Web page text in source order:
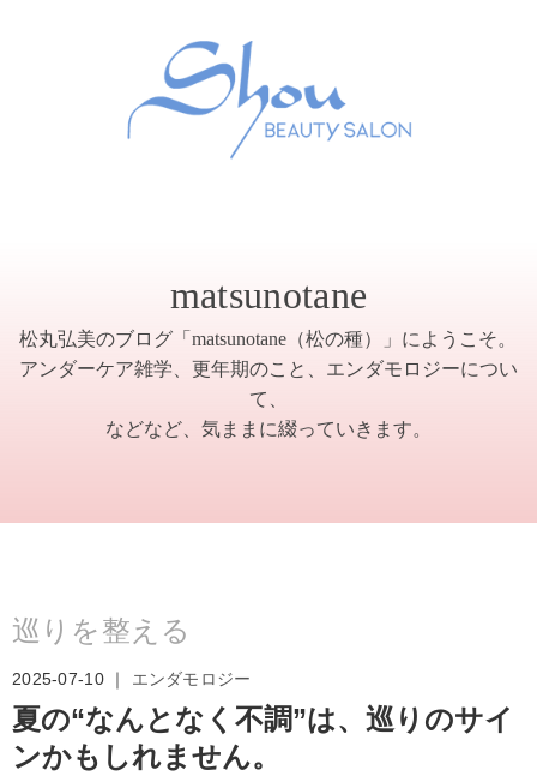
matsunotane
松丸弘美のブログ「matsunotane（松の種）」にようこそ。
アンダーケア雑学、更年期のこと、エンダモロジーについ
て、
などなど、気ままに綴っていきます。
巡りを整える
2025-07-10 ｜ エンダモロジー
夏の“なんとなく不調”は、巡りのサイ
ンかもしれません。